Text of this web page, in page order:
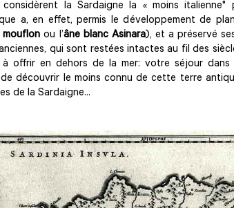
considèrent la Sardaigne la « moins italienne"
a, en effet, permis le développement de
mouflon ou l’âne blanc Asinara), et a préservé
qui sont restées intactes au fil des
à offrir en dehors de la mer: votre séjour dans
découvrir le moins connu de cette terre
de la Sardaigne...